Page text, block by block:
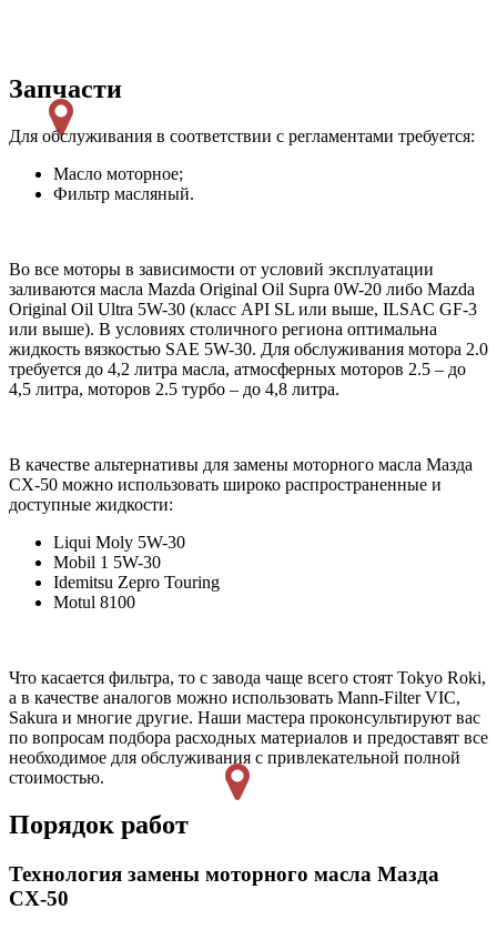
Запчасти
Для обслуживания в соответствии с регламентами требуется:
Масло моторное;
Фильтр масляный.
Во все моторы в зависимости от условий эксплуатации
заливаются масла Mazda Original Oil Supra 0W-20 либо Mazda
Original Oil Ultra 5W-30 (класс API SL или выше, ILSAC GF-3
или выше). В условиях столичного региона оптимальна
жидкость вязкостью SAE 5W-30. Для обслуживания мотора 2.0
требуется до 4,2 литра масла, атмосферных моторов 2.5 – до
4,5 литра, моторов 2.5 турбо – до 4,8 литра.
В качестве альтернативы для замены моторного масла Мазда
СХ-50 можно использовать широко распространенные и
доступные жидкости:
Liqui Moly 5W-30
Mobil 1 5W-30
Idemitsu Zepro Touring
Motul 8100
Что касается фильтра, то с завода чаще всего стоят Tokyo Roki,
а в качестве аналогов можно использовать Mann-Filter VIC,
Sakura и многие другие. Наши мастера проконсультируют вас
по вопросам подбора расходных материалов и предоставят все
необходимое для обслуживания с привлекательной полной
стоимостью.
Порядок работ
Технология замены моторного масла Мазда
СХ-50